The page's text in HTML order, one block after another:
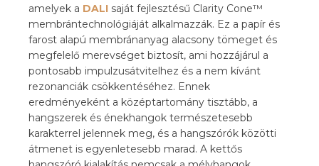
amelyek a DALI saját fejlesztésű Clarity Cone™
membrántechnológiáját alkalmazzák. Ez a papír és
farost alapú membránanyag alacsony tömeget és
megfelelő merevséget biztosít, ami hozzájárul a
pontosabb impulzusátvitelhez és a nem kívánt
rezonanciák csökkentéséhez. Ennek
eredményeként a középtartomány tisztább, a
hangszerek és énekhangok természetesebb
karakterrel jelennek meg, és a hangszórók közötti
átmenet is egyenletesebb marad. A kettős